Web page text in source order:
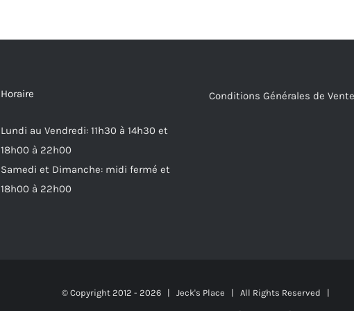
Horaire
Lundi au Vendredi: 11h30 à 14h30 et
18h00 à 22h00
Samedi et Dimanche: midi fermé et
18h00 à 22h00
Conditions Générales de Vente
© Copyright 2012 - 2026 | Jeck's Place | All Rights Reserved |